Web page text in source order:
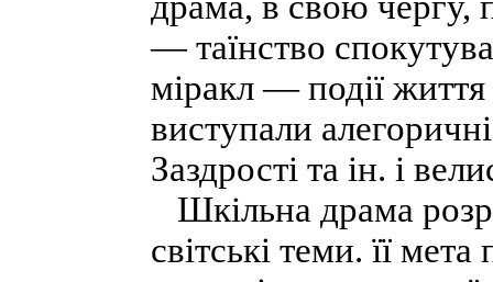
— таїнство
міракл — події
виступали
Заздрості та ін. і
Шкільна драма
світські теми. її